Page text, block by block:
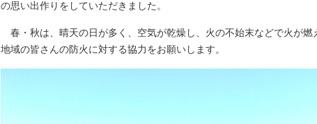
の思い出作りをしていただきました。
春・秋は、晴天の日が多く、空気が乾燥し、火の不始末などで火が燃
地域の皆さんの防火に対する協力をお願いします。